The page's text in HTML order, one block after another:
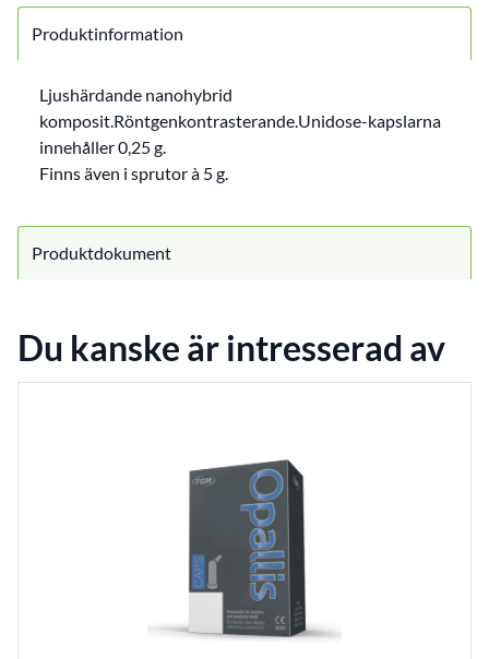
Produktinformation
Ljushärdande nanohybrid
komposit.Röntgenkontrasterande.Unidose-kapslarna
innehåller 0,25 g.
Finns även i sprutor à 5 g.
Produktdokument
Du kanske är intresserad av